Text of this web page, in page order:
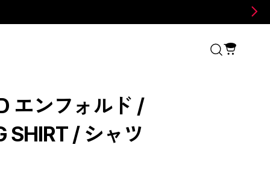
エンフォルド /
SHIRT / シャツ